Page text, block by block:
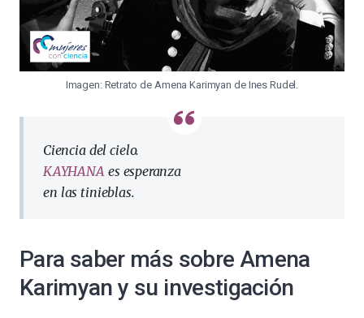
Imagen: Retrato de Amena Karimyan de Ines Rudel.
Ciencia del cielo.
KAYHANAes esperanza
en las tinieblas.
Para saber más sobre Amena
Karimyan y su investigación